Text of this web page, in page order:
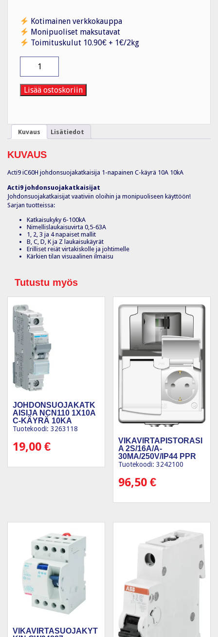
Kotimainen verkkokauppa
Monipuoliset maksutavat
Toimituskulut 10.90€ + 1€/2kg
iC60H
johdonsuoja
1P
C10A
Lisää ostoskoriin
Kuvaus Lisätiedot
KUVAUS
Acti9 iC60H johdonsuojakatkaisija 1-napainen C-käyrä 10A 10kA
Acti9 johdonsuojakatkaisijat
Johdonsuojakatkaisijat vaativiin oloihin ja monipuoliseen käyttöön!
Sarjan tuotteissa:
Katkaisukyky 6-100kA
Nimellislaukaisuvirta 0,5-63A
1, 2, 3 ja 4 napaiset mallit
B, C, D, K ja Z laukaisukäyrät
Erilliset reiät virtakiskolle ja johtimelle
Kärkien tilan visuaalinen ilmaisu
Tutustu myös
JOHDONSUOJAKATK
AISIJA NCN110 1X10A
C-KÄYRÄ 10KA
Tuotekoodi: 3263118
19,00 €
VIKAVIRTAPISTORASI
A 2S/16A/A-
30MA/250V/IP44 PPR
VA
Tuotekoodi: 3242100
96,50€
VIKAVIRTASUOJAKYT